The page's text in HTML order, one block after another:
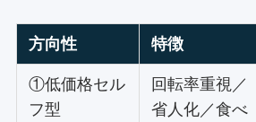
方向性 特徴
①低価格セル
フ型
回転率重視／
省人化／食べ